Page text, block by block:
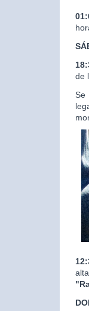
de
Se